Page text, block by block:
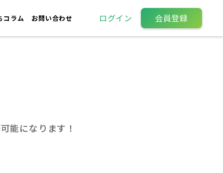
コラム お問い合わせ ログイン 会員登録
能になります！